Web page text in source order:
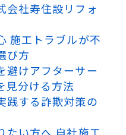
会社寿住設リフォ
施工トラブルが不
び方
避けアフターサー
見分ける方法
践する詐欺対策の